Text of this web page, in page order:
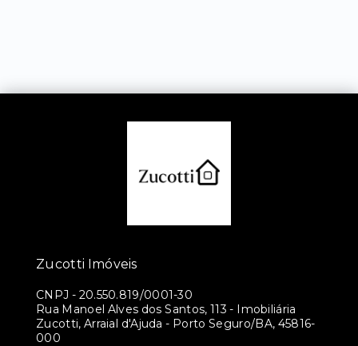
Zucotti Imóveis
CNPJ - 20.550.819/0001-30
Rua Manoel Alves dos Santos, 113 - Imobiliária
Zucotti, Arraial d'Ajuda - Porto Seguro/BA, 45816-
000